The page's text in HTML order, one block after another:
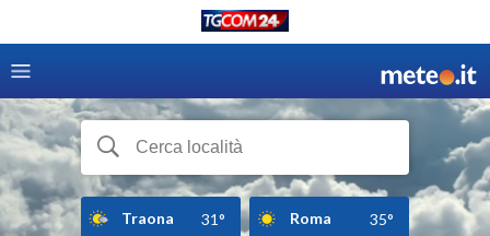
Traona 31° Roma 35°